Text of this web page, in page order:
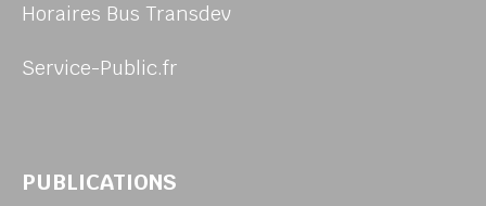
Horaires Bus Transdev
Service-Public.fr
PUBLICATIONS